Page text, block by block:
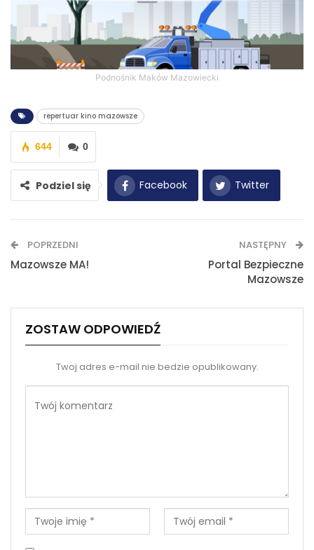
Podnośnik Maków Mazowiecki
repertuar kino mazowsze
0
644
Podziel się Facebook Twitter
POPRZEDNI
Mazowsze MA!
NASTĘPNY
Portal Bezpieczne
Mazowsze
ZOSTAW ODPOWIEDŹ
Twoj adres e-mail nie bedzie opublikowany.